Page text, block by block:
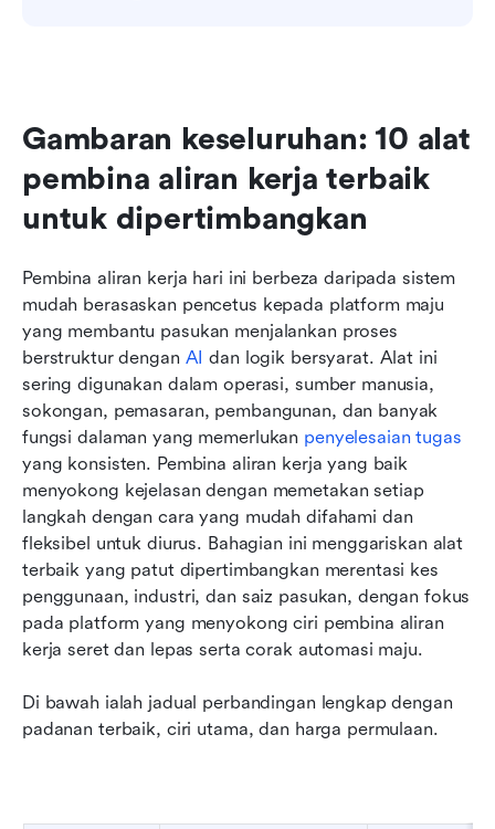
Gambaran keseluruhan: 10 alat
pembina aliran kerja terbaik
untuk dipertimbangkan
Pembina aliran kerja hari ini berbeza daripada sistem
mudah berasaskan pencetus kepada platform maju
yang membantu pasukan menjalankan proses
berstruktur dengan AI dan logik bersyarat. Alat ini
sering digunakan dalam operasi, sumber manusia,
sokongan, pemasaran, pembangunan, dan banyak
fungsi dalaman yang memerlukan penyelesaian tugas
yang konsisten. Pembina aliran kerja yang baik
menyokong kejelasan dengan memetakan setiap
langkah dengan cara yang mudah difahami dan
fleksibel untuk diurus. Bahagian ini menggariskan alat
terbaik yang patut dipertimbangkan merentasi kes
penggunaan, industri, dan saiz pasukan, dengan fokus
pada platform yang menyokong ciri pembina aliran
kerja seret dan lepas serta corak automasi maju.
Di bawah ialah jadual perbandingan lengkap dengan
padanan terbaik, ciri utama, dan harga permulaan.